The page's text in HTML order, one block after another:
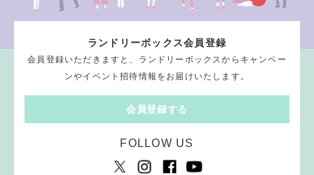
ランドリーボックス会員登録
会員登録いただきますと、ランドリーボックスからキャンペー
ンやイベント招待情報をお届けいたします。
会員登録する
FOLLOW US